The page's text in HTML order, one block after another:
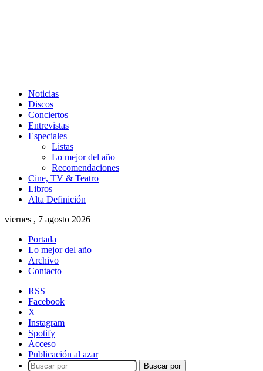
Noticias
Discos
Conciertos
Entrevistas
Especiales
Listas
Lo mejor del año
Recomendaciones
Cine, TV & Teatro
Libros
Alta Definición
viernes , 7 agosto 2026
Portada
Lo mejor del año
Archivo
Contacto
RSS
Facebook
X
Instagram
Spotify
Acceso
Publicación al azar
Buscar por